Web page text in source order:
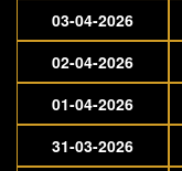
03-04-2026
02-04-2026
01-04-2026
31-03-2026